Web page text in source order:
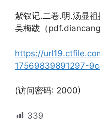
紫钗记.二卷.明.汤显
吴梅跋（
https://
17569839891297-
(访问密码: 2000)
339